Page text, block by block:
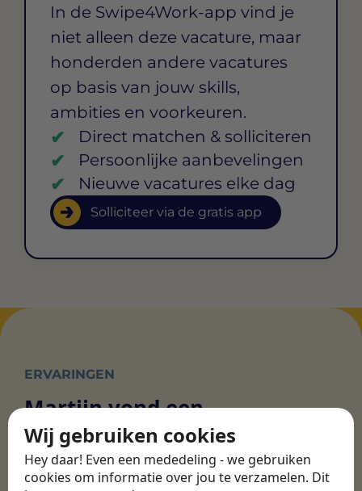
Wij gebruiken cookies
Hey daar! Even een mededeling - we gebruiken
cookies om informatie over jou te verzamelen. Dit
In de Swipe4Work-app vind je
niet alleen deze vacature, maar
honderden andere vacatures
op basis van jouw skills,
ambities en voorkeuren.
Direct matchen & solliciteren
Persoonlijke aanbevelingen
Nieuwe vacatures elke dag
Solliciteer via de gratis app
ERVARINGEN
Martijn vond een
nieuwe baan bij
CBEE